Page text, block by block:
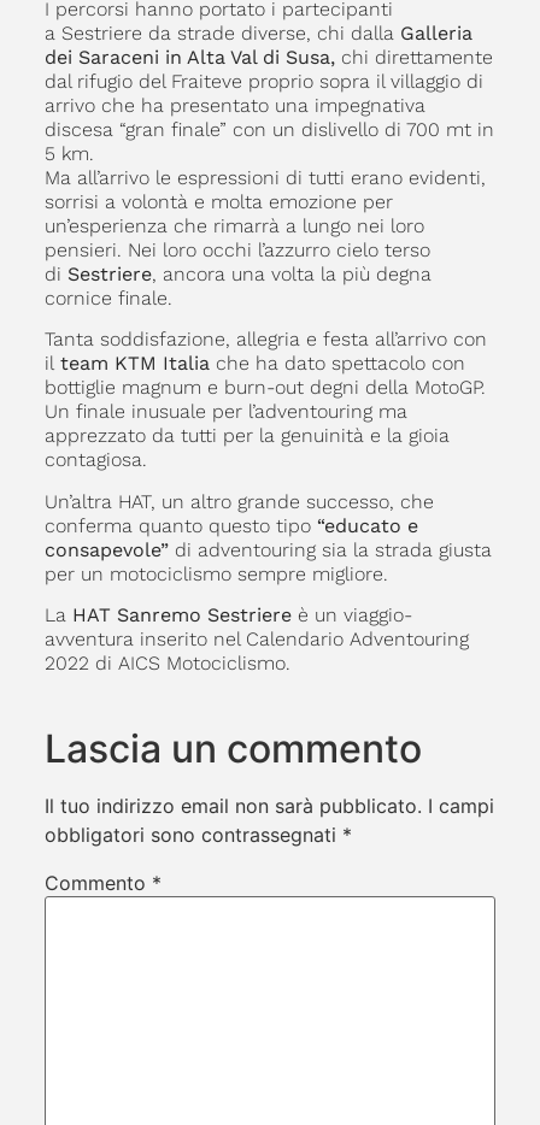
I percorsi hanno portato i partecipanti
a Sestriere da strade diverse, chi dalla Galleria
dei Saraceni in Alta Val di Susa,chi direttamente
dal rifugio del Fraiteve proprio sopra il villaggio di
arrivo che ha presentato una impegnativa
discesa “gran finale” con un dislivello di 700 mt in
5 km.
Ma all’arrivo le espressioni di tutti erano evidenti,
sorrisi a volontà e molta emozione per
un’esperienza che rimarrà a lungo nei loro
pensieri. Nei loro occhi l’azzurro cielo terso
di Sestriere, ancora una volta la più degna
cornice finale.
Tanta soddisfazione, allegria e festa all’arrivo con
il team KTM Italiache ha dato spettacolo con
bottiglie magnum e burn-out degni della MotoGP.
Un finale inusuale per l’adventouring ma
apprezzato da tutti per la genuinità e la gioia
contagiosa.
Un’altra HAT, un altro grande successo, che
conferma quanto questo tipo “educato e
consapevole” di adventouring sia la strada giusta
per un motociclismo sempre migliore.
La HAT Sanremo Sestriereè un viaggio-
avventura inserito nel Calendario Adventouring
2022 di AICS Motociclismo.
Lascia un commento
Il tuo indirizzo email non sarà pubblicato. I campi
obbligatori sono contrassegnati *
Commento *